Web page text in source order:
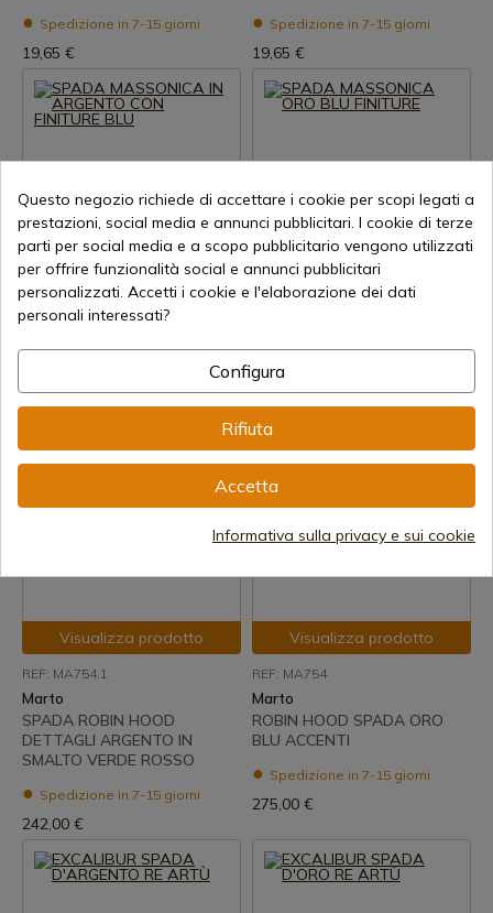
Spedizione in 7-15 giorni
19,65 €
Spedizione in 7-15 giorni
19,65 €
Visualizza prodotto
REF: MA775.1
Marto
SPADA MASSONICA IN
ARGENTO CON FINITURE BLU
Visualizza prodotto
REF: MA775
SPADA MASSONICA ORO BLU
FINITURE
275,00 €
Visualizza prodotto
REF: MA754.1
Marto
SPADA ROBIN HOOD
DETTAGLI ARGENTO IN
SMALTO VERDE ROSSO
Spedizione in 7-15 giorni
242,00 €
Visualizza prodotto
REF: MA754
Marto
ROBIN HOOD SPADA ORO
BLU ACCENTI
Spedizione in 7-15 giorni
275,00 €
Questo negozio richiede di accettare i cookie per scopi legati a
prestazioni, social media e annunci pubblicitari. I cookie di terze
parti per social media e a scopo pubblicitario vengono utilizzati
per offrire funzionalità social e annunci pubblicitari
personalizzati. Accetti i cookie e l'elaborazione dei dati
personali interessati?
Configura
Rifiuta
Accetta
Informativa sulla privacy e sui cookie